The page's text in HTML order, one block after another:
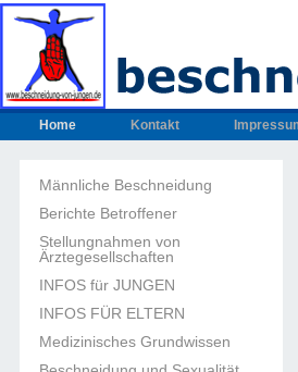
Home Kontakt
Männliche Beschneidung
Berichte Betroffener
Stellungnahmen von
Ärztegesellschaften
INFOS für JUNGEN
INFOS FÜR ELTERN
Medizinisches Grundwissen